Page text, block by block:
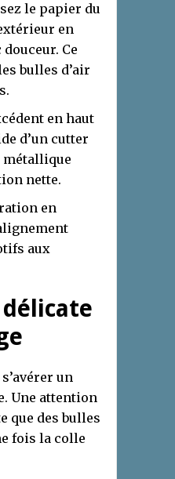
le papier du
en
Ce
bulles d’air
en haut
d’un cutter
métallique
nette.
en
aux
délicate
un
Une attention
que des bulles
fois la colle